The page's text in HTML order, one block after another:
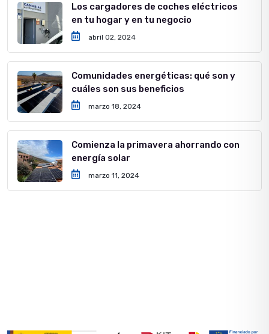
Los cargadores de coches eléctricos
en tu hogar y en tu negocio
abril 02, 2024
Comunidades energéticas: qué son y
cuáles son sus beneficios
marzo 18, 2024
Comienza la primavera ahorrando con
energía solar
marzo 11, 2024